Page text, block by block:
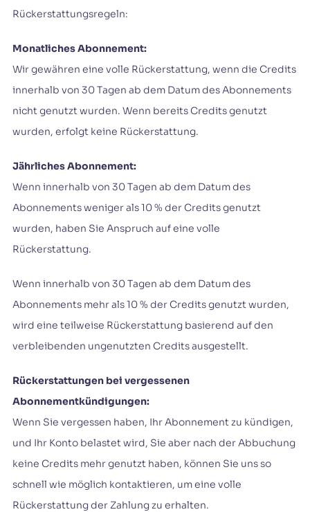
Rückerstattungsregeln:
Monatliches Abonnement:
Wir gewähren eine volle Rückerstattung, wenn die Credits
innerhalb von 30 Tagen ab dem Datum des Abonnements
nicht genutzt wurden. Wenn bereits Credits genutzt
wurden, erfolgt keine Rückerstattung.
Jährliches Abonnement:
Wenn innerhalb von 30 Tagen ab dem Datum des
Abonnements weniger als 10 % der Credits genutzt
wurden, haben Sie Anspruch auf eine volle
Rückerstattung.
Wenn innerhalb von 30 Tagen ab dem Datum des
Abonnements mehr als 10 % der Credits genutzt wurden,
wird eine teilweise Rückerstattung basierend auf den
verbleibenden ungenutzten Credits ausgestellt.
Rückerstattungen bei vergessenen
Abonnementkündigungen:
Wenn Sie vergessen haben, Ihr Abonnement zu kündigen,
und Ihr Konto belastet wird, Sie aber nach der Abbuchung
keine Credits mehr genutzt haben, können Sie uns so
schnell wie möglich kontaktieren, um eine volle
Rückerstattung der Zahlung zu erhalten.